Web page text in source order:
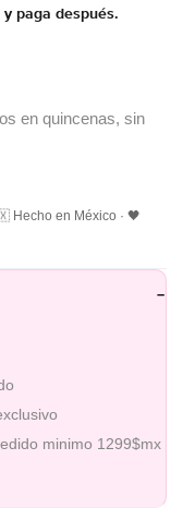
paga después.
Hecho en México · 🖤
–
minimo 1299$mx